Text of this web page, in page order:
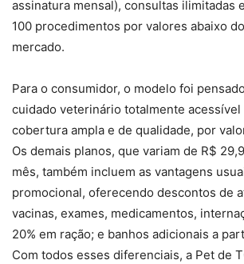
assinatura mensal), consultas ilimitadas
100 procedimentos por valores abaixo
mercado.
Para o consumidor, o modelo foi
cuidado veterinário totalmente acessível
cobertura ampla e de qualidade, por
Os demais planos, que variam de R$
mês, também incluem as vantagens
promocional, oferecendo descontos de
vacinas, exames, medicamentos,
20% em ração; e banhos adicionais a
Com todos esses diferenciais, a Pet de